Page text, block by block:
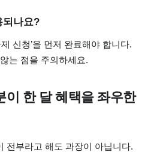
되나요?
신청’을 먼저 완료해야 합니다.
는 점을 주의하세요.
이 한 달 혜택을 좌우한
전부라고 해도 과장이 아닙니다.